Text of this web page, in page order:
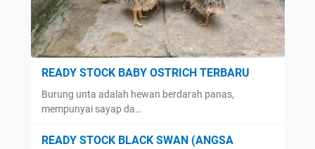
READY STOCK BABY OSTRICH TERBARU
Burung unta adalah hewan berdarah panas,
mempunyai sayap da…
READY STOCK BLACK SWAN (ANGSA